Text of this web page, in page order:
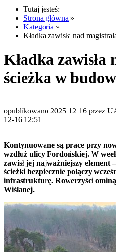
Tutaj jesteś:
Strona główna »
Kategoria »
Kładka zawisła nad
Kładka
ścieżka w
opublikowano 2025-12-16 przez
12-16 12:51
Kontynuowane są prace przy
wzdłuż ulicy Fordońskiej. W
zawisł jej najważniejszy element
ścieżki bezpiecznie połączy
infrastrukturę. Rowerzyści
Wiślanej.